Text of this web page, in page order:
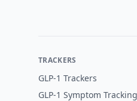
TRACKERS
GLP-1 Trackers
GLP-1 Symptom Tracking